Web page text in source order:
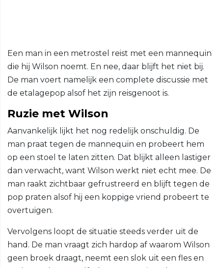
Een man in een metrostel reist met een mannequin
die hij Wilson noemt. En nee, daar blijft het niet bij.
De man voert namelijk een complete discussie met
de etalagepop alsof het zijn reisgenoot is.
Ruzie met Wilson
Aanvankelijk lijkt het nog redelijk onschuldig. De
man praat tegen de mannequin en probeert hem
op een stoel te laten zitten. Dat blijkt alleen lastiger
dan verwacht, want Wilson werkt niet echt mee. De
man raakt zichtbaar gefrustreerd en blijft tegen de
pop praten alsof hij een koppige vriend probeert te
overtuigen.
Vervolgens loopt de situatie steeds verder uit de
hand. De man vraagt zich hardop af waarom Wilson
geen broek draagt, neemt een slok uit een fles en